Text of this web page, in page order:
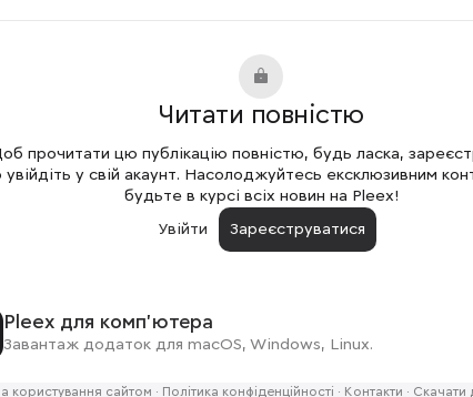
Читати повністю
прочитати цю публікацію повністю, будь ласка,
увійдіть у свій акаунт. Насолоджуйтесь ексклюзивним
будьте в курсі всіх новин на Pleex!
Увійти
Зареєструватися
Pleex для комп'ютера
Завантаж додаток для macOS, Windows, Linux.
користування сайтом · Політика конфіденційності · Контакти · Скачати